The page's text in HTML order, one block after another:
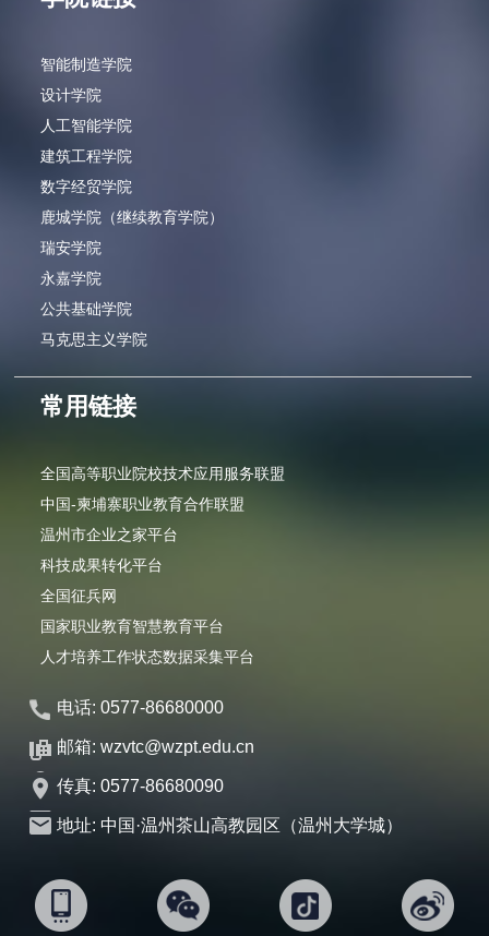
智能制造学院
设计学院
人工智能学院
建筑工程学院
数字经贸学院
鹿城学院（继续教育学院）
瑞安学院
永嘉学院
公共基础学院
马克思主义学院
常用链接
全国高等职业院校技术应用服务联盟
中国-柬埔寨职业教育合作联盟
温州市企业之家平台
科技成果转化平台
全国征兵网
国家职业教育智慧教育平台
人才培养工作状态数据采集平台
电话: 0577-86680000
邮箱: wzvtc@wzpt.edu.cn
传真: 0577-86680090
地址: 中国·温州茶山高教园区（温州大学城）